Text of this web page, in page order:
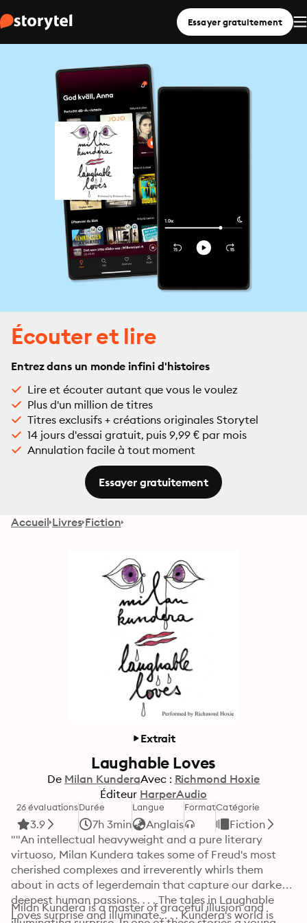
Essayer gratuitement
Écouter et lire
Entrez dans un monde infini d'histoires
Lire et écouter autant que vous le voulez
Plus d'un million de titres
Titres exclusifs + créations originales Storytel
14 jours d'essai gratuit, puis 9,99 € par mois
Annulation facile à tout moment
Essayer gratuitement
Accueil Livres Fiction
Extrait
Laughable Loves
De Milan KunderaAvec : Richmond Hoxie
Éditeur HarperAudio
26 évaluations
3.9
Durée
7h 3min
Langue
Anglais
FormatCatégorie
Fiction
""An intellectual heavyweight and a pure literary
virtuoso, Milan Kundera takes some of Freud's most
cherished complexes and irreverently whirls them
about in acts of legerdemain that capture our darkest,
deepest human passions. . . . The tales in Laughable
Loves surprise and illuminate. . . . Kundera's world is
Milan Kundera is a master of graceful illusion and